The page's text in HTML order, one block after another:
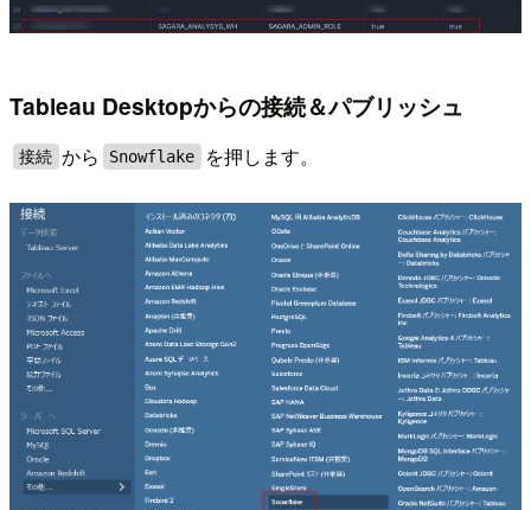
Tableau Desktopからの接続＆パブリッシュ
接続 から Snowflake を押します。